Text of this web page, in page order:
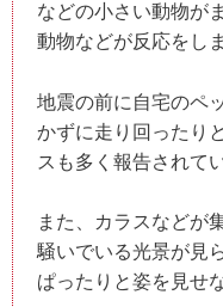
などの小さい動物が
動物などが反応をし
地震の前に自宅のペ
かずに走り回ったり
スも多く報告されて
また、カラスなどが
騒いでいる光景が見
ぱったりと姿を見せ